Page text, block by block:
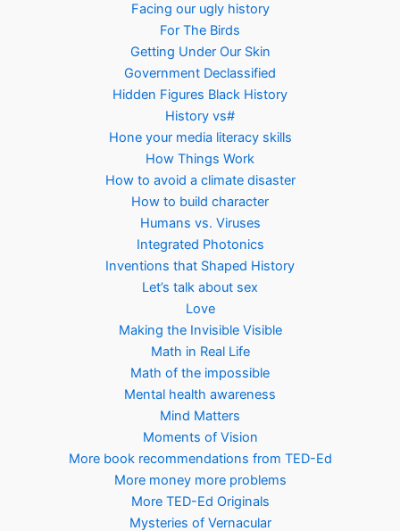
Facing our ugly history
For The Birds
Getting Under Our Skin
Government Declassified
Hidden Figures Black History
History vs#
Hone your media literacy skills
How Things Work
How to avoid a climate disaster
How to build character
Humans vs. Viruses
Integrated Photonics
Inventions that Shaped History
Let’s talk about sex
Love
Making the Invisible Visible
Math in Real Life
Math of the impossible
Mental health awareness
Mind Matters
Moments of Vision
More book recommendations from TED-Ed
More money more problems
More TED-Ed Originals
Mysteries of Vernacular